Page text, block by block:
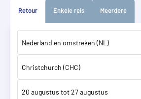
Retour Enkele reis Meerdere